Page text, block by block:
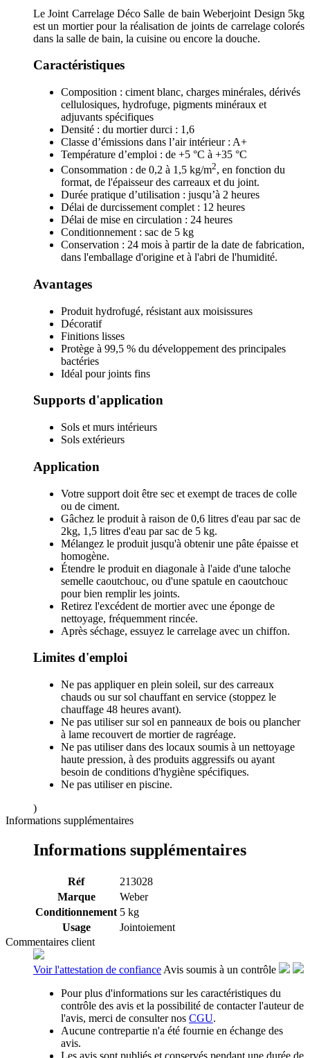
Le Joint Carrelage Déco Salle de bain Weberjoint Design 5kg
est un mortier pour la réalisation de joints de carrelage colorés
dans la salle de bain, la cuisine ou encore la douche.
Caractéristiques
Composition : ciment blanc, charges minérales, dérivés
cellulosiques, hydrofuge, pigments minéraux et
adjuvants spécifiques
Densité : du mortier durci : 1,6
Classe d’émissions dans l’air intérieur : A+
Température d’emploi : de +5 °C à +35 °C
Consommation : de 0,2 à 1,5 kg/m2, en fonction du
format, de l'épaisseur des carreaux et du joint.
Durée pratique d’utilisation : jusqu’à 2 heures
Délai de durcissement complet : 12 heures
Délai de mise en circulation : 24 heures
Conditionnement : sac de 5 kg
Conservation : 24 mois à partir de la date de fabrication,
dans l'emballage d'origine et à l'abri de l'humidité.
Avantages
Produit hydrofugé, résistant aux moisissures
Décoratif
Finitions lisses
Protège à 99,5 % du développement des principales
bactéries
Idéal pour joints fins
Supports d'application
Sols et murs intérieurs
Sols extérieurs
Application
Votre support doit être sec et exempt de traces de colle
ou de ciment.
Gâchez le produit à raison de 0,6 litres d'eau par sac de
2kg, 1,5 litres d'eau par sac de 5 kg.
Mélangez le produit jusqu'à obtenir une pâte épaisse et
homogène.
Étendre le produit en diagonale à l'aide d'une taloche
semelle caoutchouc, ou d'une spatule en caoutchouc
pour bien remplir les joints.
Retirez l'excédent de mortier avec une éponge de
nettoyage, fréquemment rincée.
Après séchage, essuyez le carrelage avec un chiffon.
Limites d'emploi
Ne pas appliquer en plein soleil, sur des carreaux
chauds ou sur sol chauffant en service (stoppez le
chauffage 48 heures avant).
Ne pas utiliser sur sol en panneaux de bois ou plancher
à lame recouvert de mortier de ragréage.
Ne pas utiliser dans des locaux soumis à un nettoyage
haute pression, à des produits aggressifs ou ayant
besoin de conditions d'hygiène spécifiques.
Ne pas utiliser en piscine.
)
Informations supplémentaires
Informations supplémentaires
Réf
213028
Marque
Weber
Conditionnement 5 kg
Usage
Jointoiement
Commentaires client
Voir l'attestation de confiance Avis soumis à un contrôle
Pour plus d'informations sur les caractéristiques du
contrôle des avis et la possibilité de contacter l'auteur de
l'avis, merci de consulter nos CGU.
Aucune contrepartie n'a été fournie en échange des
avis.
Les avis sont publiés et conservés pendant une durée de